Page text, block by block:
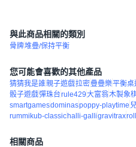
與此商品相關的類別
骨牌堆疊/保持平衡
您可能會喜歡的其他產品
猜猜我是誰親子遊戲拉密疊疊樂平衡桌
骰子遊戲彈珠台rule429大富翁木製象
smartgamesdominaspoppy-playtime
rummikub-classic halli-galligravitrax
相關商品